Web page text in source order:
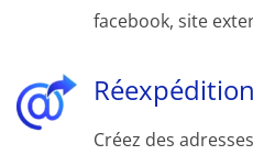
facebook, site
Créez des